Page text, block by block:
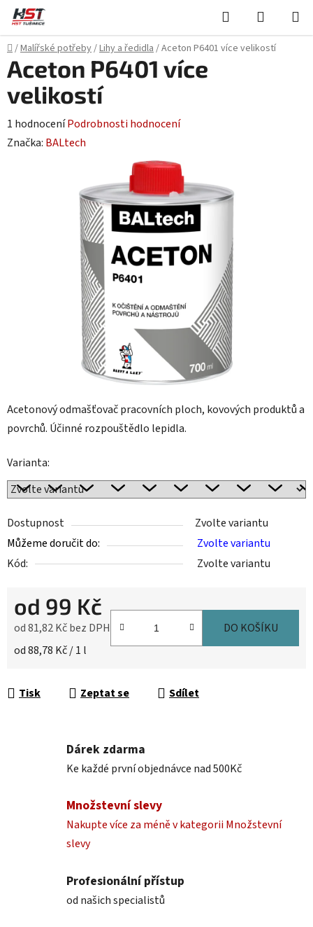
Přejít
obsah
Hledat
KOŠÍK
Domů
/Malířské potřeby/Lihy a ředidla/Aceton P6401 více velikostí
Acetonový odmašťovač pracovních ploch, kovových produktů a
povrchů. Účinné rozpouštědlo lepidla.
Varianta:
Dostupnost
Zvolte variantu
Můžeme doručit do:
Zvolte variantu
Kód:
Zvolte variantu
od 99 Kč
od81,82 Kčbez DPH
Měrná cena:
od 88,78 Kč / 1 l
DO KOŠÍKU
Tisk Zeptat se Sdílet
Aceton P6401 více
velikostí
Průměrné
hodnocení
1 hodnoceníPodrobnosti hodnocení
Značka: BALtech
Dárek zdarma
Ke každé první objednávce nad 500Kč
Množstevní slevy
Nakupte více za méně v kategorii Množstevní
slevy
Profesionální přístup
od našich specialistů